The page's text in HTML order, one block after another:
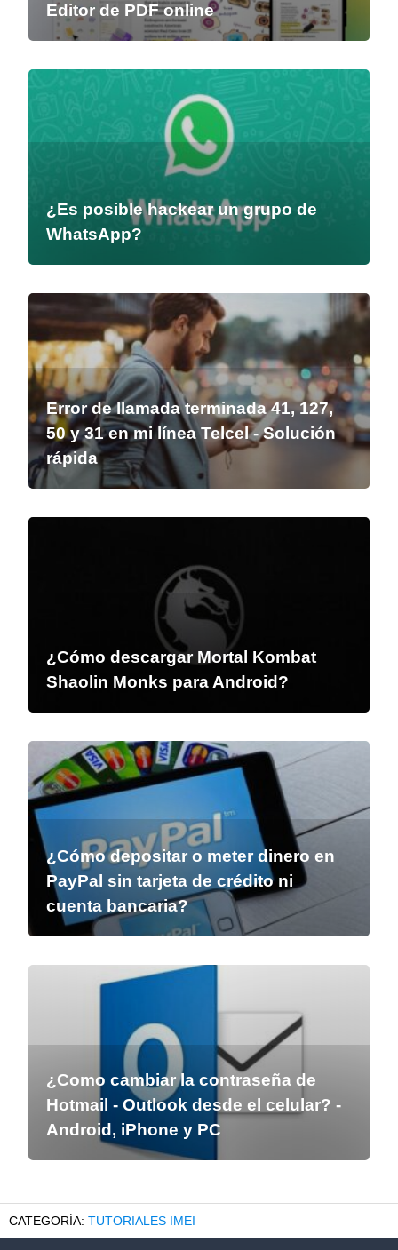
Editor de PDF online
¿Es posible hackear un grupo de
WhatsApp?
Error de llamada terminada 41, 127,
50 y 31 en mi línea Telcel - Solución
rápida
¿Cómo descargar Mortal Kombat
Shaolin Monks para Android?
¿Cómo depositar o meter dinero en
PayPal sin tarjeta de crédito ni
cuenta bancaria?
¿Como cambiar la contraseña de
Hotmail - Outlook desde el celular? -
Android, iPhone y PC
TUTORIALES IMEI